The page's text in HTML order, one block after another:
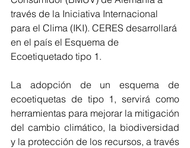
través de la Iniciativa Internacional
para el Clima (IKI). CERES desarrollará
en el país el Esquema de
Ecoetiquetado tipo 1.
La adopción de un esquema de
ecoetiquetas de tipo 1, servirá como
herramientas para mejorar la mitigación
del cambio climático, la biodiversidad
y la protección de los recursos, a través